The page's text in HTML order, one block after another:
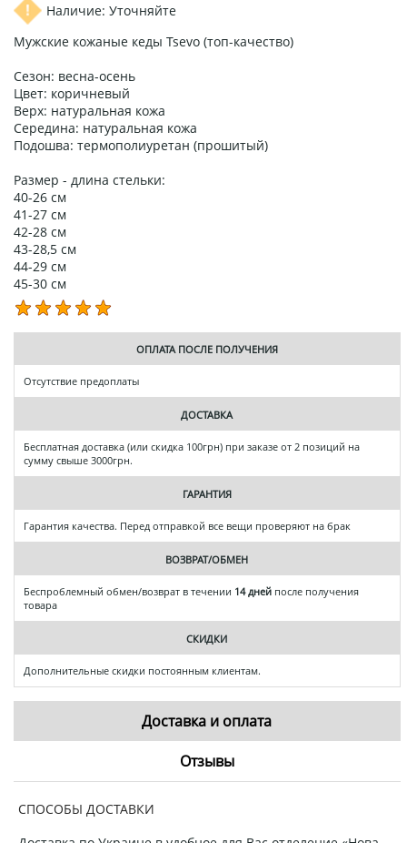
Наличие: Уточняйте
Мужские кожаные кеды Tsevo (топ-качество)
Сезон: весна-осень
Цвет: коричневый
Верх: натуральная кожа
Середина: натуральная кожа
Подошва: термополиуретан (прошитый)
Размер - длина стельки:
40-26 см
41-27 см
42-28 см
43-28,5 см
44-29 см
45-30 см
ОПЛАТА ПОСЛЕ ПОЛУЧЕНИЯ
Отсутствие предоплаты
ДОСТАВКА
Бесплатная доставка (или скидка 100грн) при заказе от 2 позиций на
сумму свыше 3000грн.
ГАРАНТИЯ
Гарантия качества. Перед отправкой все вещи проверяют на брак
ВОЗВРАТ/ОБМЕН
Беспроблемный обмен/возврат в течении 14 дней после получения
товара
СКИДКИ
Дополнительные скидки постоянным клиентам.
Доставка и оплата
Отзывы
СПОСОБЫ ДОСТАВКИ